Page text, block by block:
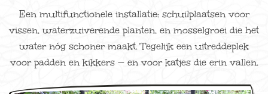
Een multifunctionele installatie: schuilplaatsen voor
vissen, waterzuiverende planten, en mosselgroei die het
water nóg schoner maakt. Tegelijk een uitreddeplek
voor padden en kikkers — en voor katjes die erin vallen.